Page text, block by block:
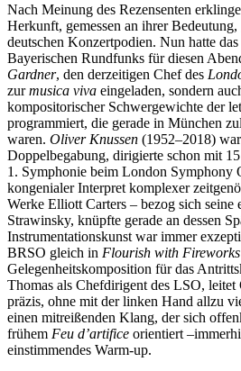
Nach Meinung des Rezensenten
Herkunft, gemessen an ihrer
deutschen Konzertpodien. Nun hatte
Bayerischen Rundfunks für diesen
Gardner, den derzeitigen Chef des
zurmusica viva eingeladen, sondern
kompositorischer Schwergewichte der
programmiert, die gerade in München
waren. Oliver Knussen (1952–2018)
Doppelbegabung, dirigierte schon mit
1. Symphonie beim London Symphony
kongenialer Interpret komplexer
Werke Elliott Carters – bezog sich seine
Strawinsky, knüpfte gerade an dessen
Instrumentationskunst war immer
BRSO gleich in Flourish with Fireworks
Gelegenheitskomposition für das
Thomas als Chefdirigent des LSO,
präzis, ohne mit der linken Hand allzu
einen mitreißenden Klang, der sich
frühem Feu d’artifice orientiert
einstimmendes Warm-up.